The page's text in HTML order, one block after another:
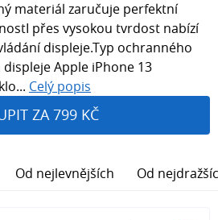
materiál zaručuje perfektní
přes vysokou tvrdost nabízí
displeje.Typ ochranného
Apple iPhone 13
Celý popis
ZA 799 KČ
Od nejlevnějších Od